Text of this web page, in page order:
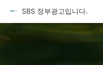
SBS 정부광고입니다.